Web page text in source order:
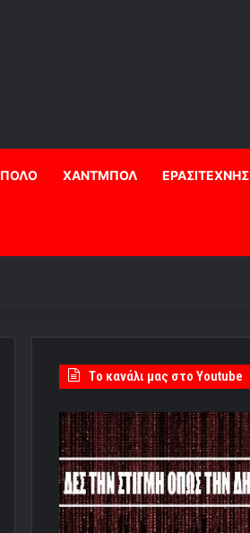
ΠΟΛΟ ΧΑΝΤΜΠΟΛ ΕΡΑΣΙΤΕΧΝΗΣ
Tο κανάλι μας στο Youtube